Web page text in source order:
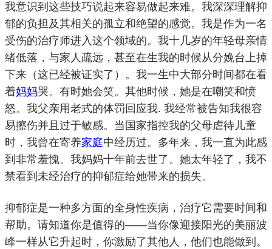
我意识到这些技巧说起来容易做起来难。 我深深理解抑
郁的负担及其相关的孤立和绝望的感觉。 我是作为一名
受伤的治疗师进入这个领域的。 我十几岁的年轻母亲情
绪低落，与家人疏远，甚至在生我的时候从分娩台上掉
下来（这已经被证实了）。 我一生中大部分时间都在看
着妈妈哭。 有时她会笑。 其他时候，她是在嘲笑和愤
怒。 我父亲用老式的体罚 回应我. 我经常被告知我很容
易擦伤并且过于敏感。 当国家指控我的父母虐待儿童
时，我曾在寄养家庭中经历过。 多年来，我一直为此感
到非常羞愧。 我妈妈十年前去世了。 她太年轻了，我不
禁看到未经治疗的抑郁症给她带来的损失。
抑郁症是一种多方面的全身性疾病，治疗它需要时间和
帮助。 请知道你是值得的——当你像迎接阳光的美丽波
峰一样从它升起时，你激励了其他人，他们也能做到。